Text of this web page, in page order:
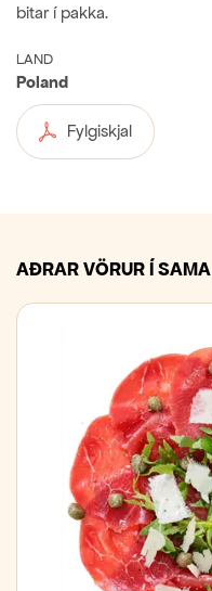
bitar í pakka.
LAND
Poland
Fylgiskjal
AÐRAR VÖRUR Í